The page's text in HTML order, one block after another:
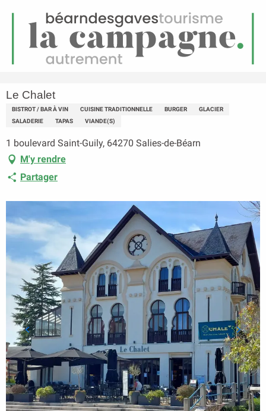
Menu
Le Chalet
Le Chalet
BISTROT / BAR À VIN CUISINE TRADITIONNELLE BURGER
GLACIER
SALADERIE
TAPAS VIANDE(S)
1 boulevard Saint-Guily, 64270 Salies-de-Béarn
M'y rendre
Partager